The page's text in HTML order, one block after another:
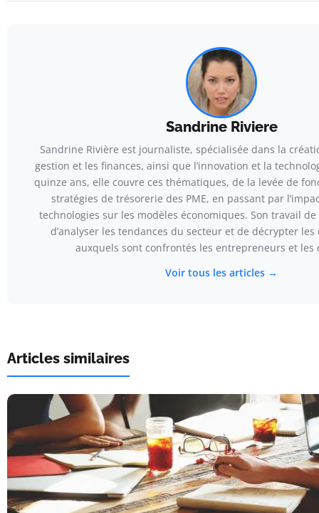
Sandrine Riviere
Sandrine Rivière est journaliste, spécialisée dans la
gestion et les finances, ainsi que l’innovation et la
quinze ans, elle couvre ces thématiques, de la levée de
stratégies de trésorerie des PME, en passant par
technologies sur les modèles économiques. Son travail
d’analyser les tendances du secteur et de décrypter
auxquels sont confrontés les entrepreneurs et les
Voir tous les articles →
Articles similaires